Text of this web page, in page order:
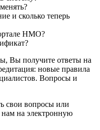
и сколько теперь
НМО?
Вы получите ответы на
новые правила
Вопросы и
свои вопросы или
нам на электронную